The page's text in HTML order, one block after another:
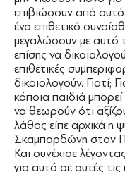
επιβιώσουν από
ένα επιθετικό
μεγαλώσουν με αυτό
επίσης να
επιθετικές
δικαιολογούν. Γιατί;
κάποια παιδιά
να θεωρούν ότι
λάθος είπε αρχικά η
Σκαμπαρδώνη στον
Και συνέχισε
για αυτό σε αυτές τις